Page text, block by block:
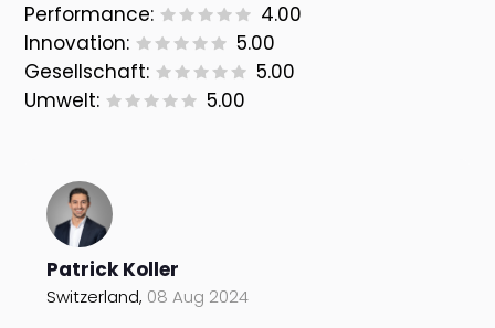
Performance:
4.00
Innovation:
5.00
Gesellschaft:
5.00
Umwelt:
5.00
Patrick Koller
Switzerland, 08 Aug 2024